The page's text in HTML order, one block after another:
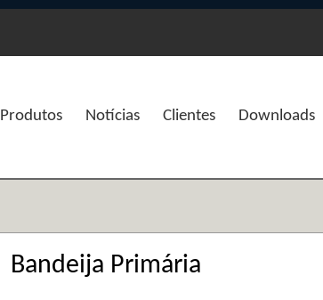
Produtos Notícias Clientes Downloads
Bandeija Primária